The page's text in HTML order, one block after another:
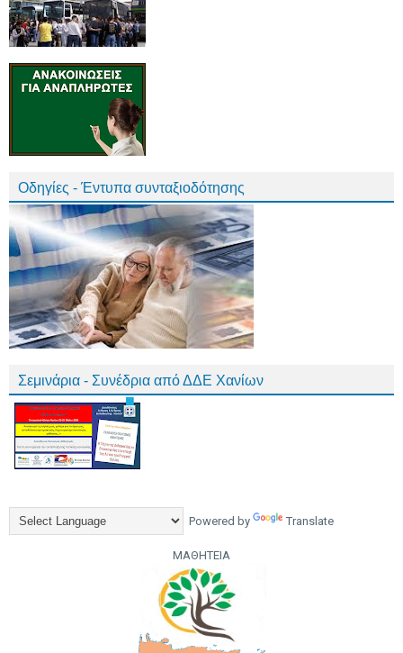
Οδηγίες - Έντυπα συνταξιοδότησης
Σεμινάρια - Συνέδρια από ΔΔΕ Χανίων
Powered by Translate
ΜΑΘΗΤΕΙΑ